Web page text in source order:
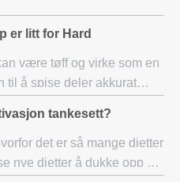
er litt for Hard
være tøff og virke som en
til å spise deler akkurat
tankesett?
det er så mange dietter
nye dietter å dukke opp på